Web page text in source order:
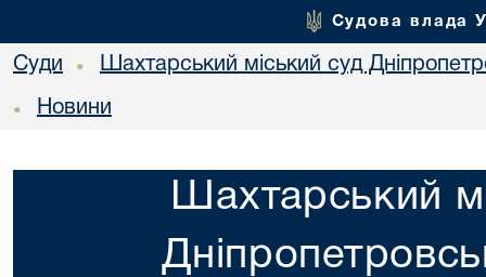
Судова влада
Суди • Шахтарський міський суд
• Новини
Шахтарський